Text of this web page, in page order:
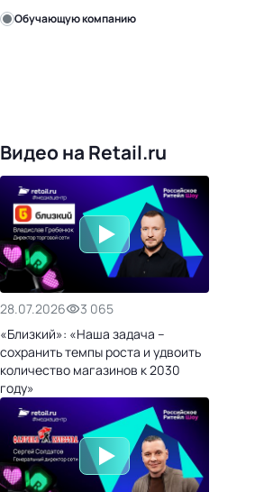
Обучающую компанию
Видео на Retail.ru
28.07.2026
3 065
«Близкий»: «Наша задача –
сохранить темпы роста и удвоить
количество магазинов к 2030
году»